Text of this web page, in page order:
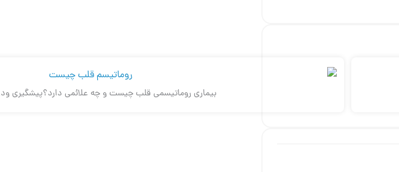
بیماری روماتیسمی قلب چیست و چه علائمی دارد؟پیشگیری